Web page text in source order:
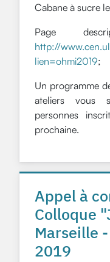
Cabane à sucre
Page
http://
lien=ohmi2019;
Un programme
ateliers vous
personnes
prochaine.
Appel à
Colloque
Marseille
2019